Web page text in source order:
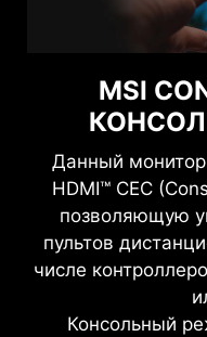
MSI
Данный
HDMI™ CEC
позволяющую
пультов
числе
Консольный